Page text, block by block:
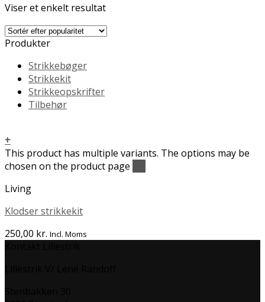
Viser et enkelt resultat
Produkter
Strikkebøger
Strikkekit
Strikkeopskrifter
Tilbehør
+
This product has multiple variants. The options may be
chosen on the product page
Living
Klodser strikkekit
250,00 kr. Incl. Moms